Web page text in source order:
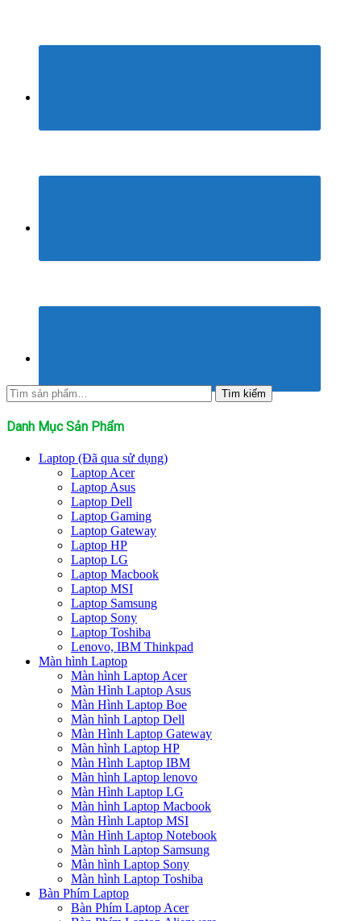
Tìm
kiếm:
Tìm kiếm
Danh Mục Sản Phẩm
Laptop (Đã qua sử dụng)
Laptop Acer
Laptop Asus
Laptop Dell
Laptop Gaming
Laptop Gateway
Laptop HP
Laptop LG
Laptop Macbook
Laptop MSI
Laptop Samsung
Laptop Sony
Laptop Toshiba
Lenovo, IBM Thinkpad
Màn hình Laptop
Màn hình Laptop Acer
Màn Hình Laptop Asus
Màn Hình Laptop Boe
Màn hình Laptop Dell
Màn Hình Laptop Gateway
Màn hình Laptop HP
Màn Hình Laptop IBM
Màn hình Laptop lenovo
Màn Hình Laptop LG
Màn hình Laptop Macbook
Màn Hình Laptop MSI
Màn Hình Laptop Notebook
Màn hình Laptop Samsung
Màn hình Laptop Sony
Màn hình Laptop Toshiba
Bàn Phím Laptop
Bàn Phím Laptop Acer